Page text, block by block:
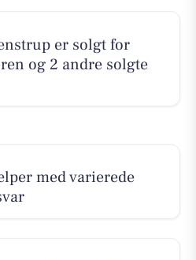
er solgt for
og 2 andre solgte
med varierede